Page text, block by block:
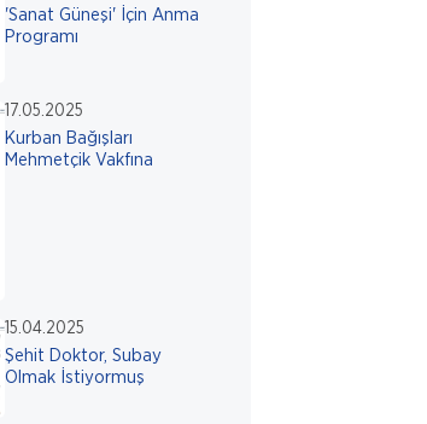
'Sanat Güneşi' İçin Anma
Programı
17.05.2025
Kurban Bağışları
Mehmetçik Vakfına
15.04.2025
Şehit Doktor, Subay
Olmak İstiyormuş